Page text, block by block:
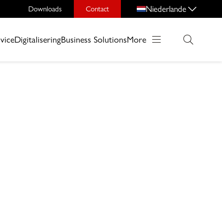
Downloads Contact Niederlande
DigitaliseringBusiness SolutionsMore